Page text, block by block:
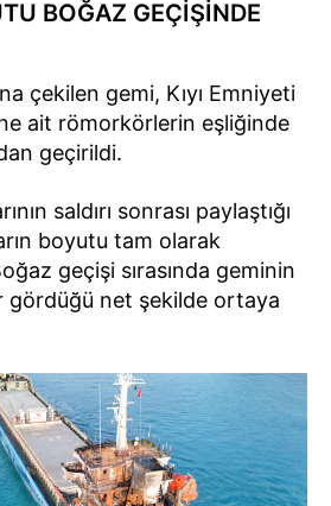
BOĞAZ GEÇİŞİNDE
çekilen gemi, Kıyı Emniyeti
ait römorkörlerin eşliğinde
geçirildi.
saldırı sonrası paylaştığı
boyutu tam olarak
geçişi sırasında geminin
gördüğü net şekilde ortaya